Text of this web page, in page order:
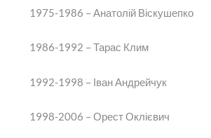
1975-1986 – Анатолій Віскушепко
1986-1992 – Тарас Клим
1992-1998 – Іван Андрейчук
1998-2006 – Орест Оклієвич